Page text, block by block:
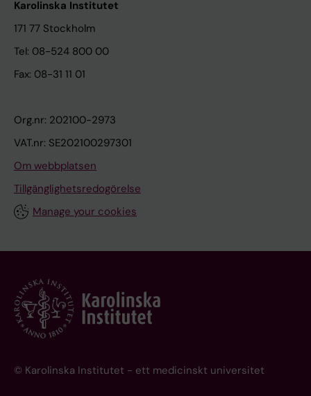
Karolinska Institutet
171 77 Stockholm
Tel: 08-524 800 00
Fax: 08-31 11 01
Org.nr: 202100-2973
VAT.nr: SE202100297301
Om webbplatsen
Tillgänglighetsredogörelse
Manage your cookies
© Karolinska Institutet - ett medicinskt universitet